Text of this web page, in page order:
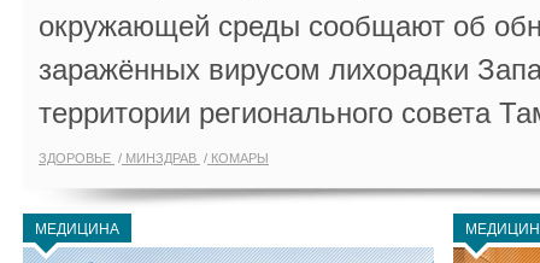
окружающей среды сообщают об
заражённых вирусом лихорадки
территории регионального совета
ЗДОРОВЬЕ МИНЗДРАВ КОМАРЫ
МЕДИЦИНА